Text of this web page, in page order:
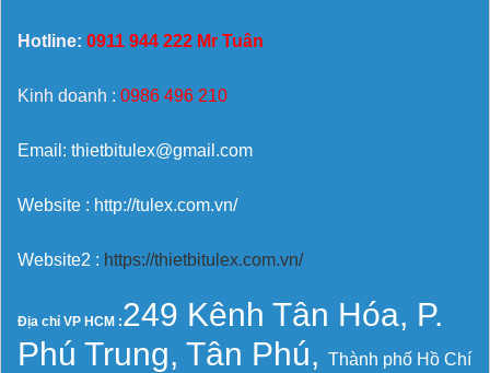
Hotline: 0911 944 222 Mr Tuân
Kinh doanh : 0986 496 210
Email: thietbitulex@gmail.com
Website : http://tulex.com.vn/
Website2 : https://thietbitulex.com.vn/
Địa chỉ VP HCM :249 Kênh Tân Hóa, P.
Phú Trung, Tân Phú, Thành phố Hồ Chí